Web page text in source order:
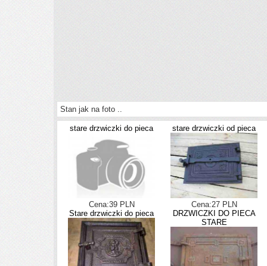
Stan jak na foto ..
stare drzwiczki do pieca
Cena:39 PLN
stare drzwiczki od pieca
Cena:27 PLN
Stare drzwiczki do pieca
DRZWICZKI DO PIECA
STARE